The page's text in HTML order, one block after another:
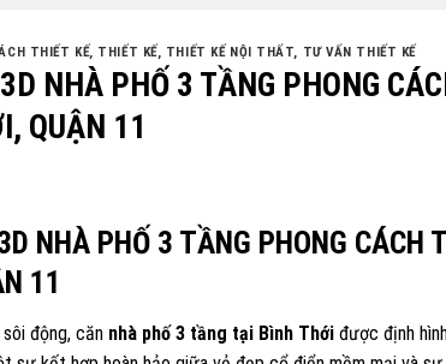
THIẾT KẾ, THIẾT KẾ, THIẾT KẾ NỘI THẤT TƯ VẤN THIẾT KẾ
NHÀ PHỐ 3 TẦNG PHONG
QUẬN 11
NHÀ PHỐ 3 TẦNG PHONG CÁCH
11
động, căn nhà phố 3 tầng tại Bình Thớiđược định